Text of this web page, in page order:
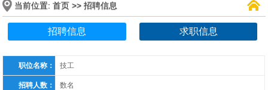
当前位置: 首页 >>招聘信息
招聘信息 求职信息
职位名称： 技工
招聘人数： 数名